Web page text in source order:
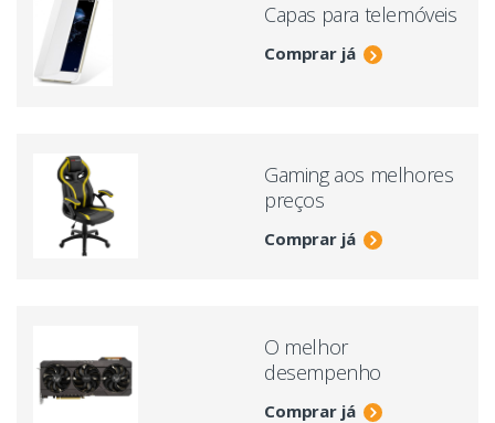
Capas para telemóveis
Comprar já
Gaming aos melhores
preços
Comprar já
O melhor
desempenho
Comprar já